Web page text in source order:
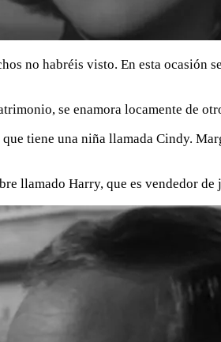
no habréis visto. En esta ocasión
se enamora locamente de
tiene una niña llamada Cindy.
llamado Harry, que es vendedor